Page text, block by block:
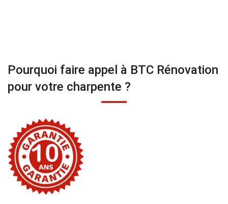
Pourquoi faire appel à BTC Rénovation
pour votre charpente ?